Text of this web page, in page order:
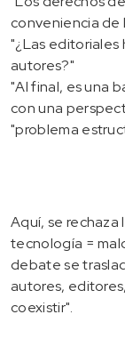
conveniencia de
"¿Las
autores?"
"Al final, es una
con una
"problema
Aquí, se rechaza
tecnología =
debate se
autores,
coexistir".